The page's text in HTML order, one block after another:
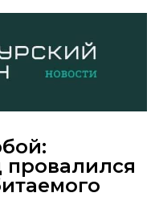
провалился